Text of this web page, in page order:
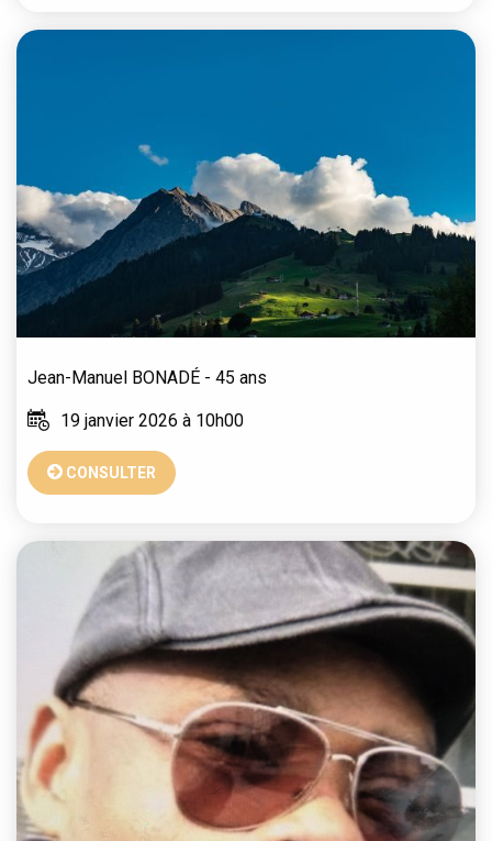
Jean-Manuel BONADÉ - 45 ans
19 janvier 2026 à 10h00
CONSULTER